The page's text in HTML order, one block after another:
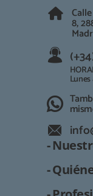
8,
-
-